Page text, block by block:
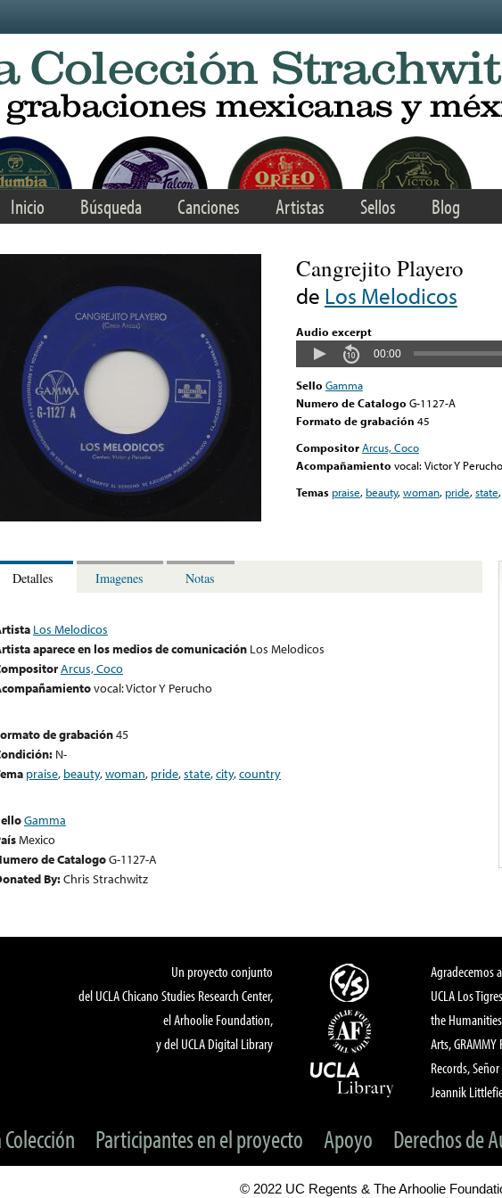
Inicio Búsqueda Canciones Artistas Sellos Blog
Cangrejito Playero
de Los Melodicos
Audio excerpt
00:00
Sello Gamma
Numero de Catalogo G-1127-A
Formato de grabación 45
CompositorArcus, Coco
Acompañamiento vocal: Victor Y Perucho
Temas praise, beauty,woman, pride,state,
Detalles Imagenes Notas
Los Melodicos
aparece en los medios de comunicación Los Melodicos
Arcus, Coco
vocal: Victor Y Perucho
de grabación45
N-
praise, beauty,woman, pride,state,city,country
Gamma
Mexico
de CatalogoG-1127-A
By:Chris Strachwitz
Un proyecto conjunto
del UCLA Chicano Studies Research Center,
el Arhoolie Foundation,
y del UCLA Digital Library
Agradecemos
UCLA Los
the
Arts,
Records,
Jeannik
Colección Participantes en el proyecto Apoyo Derechos de
© 2022 UC Regents & The Arhoolie